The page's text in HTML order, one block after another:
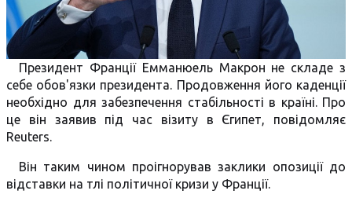
Президент Франції Емманюель Макрон не складе з
себе обов'язки президента. Продовження його каденції
необхідно для забезпечення стабільності в країні. Про
це він заявив під час візиту в Єгипет, повідомляє
Reuters.
Він таким чином проігнорував заклики опозиції до
відставки на тлі політичної кризи у Франції.